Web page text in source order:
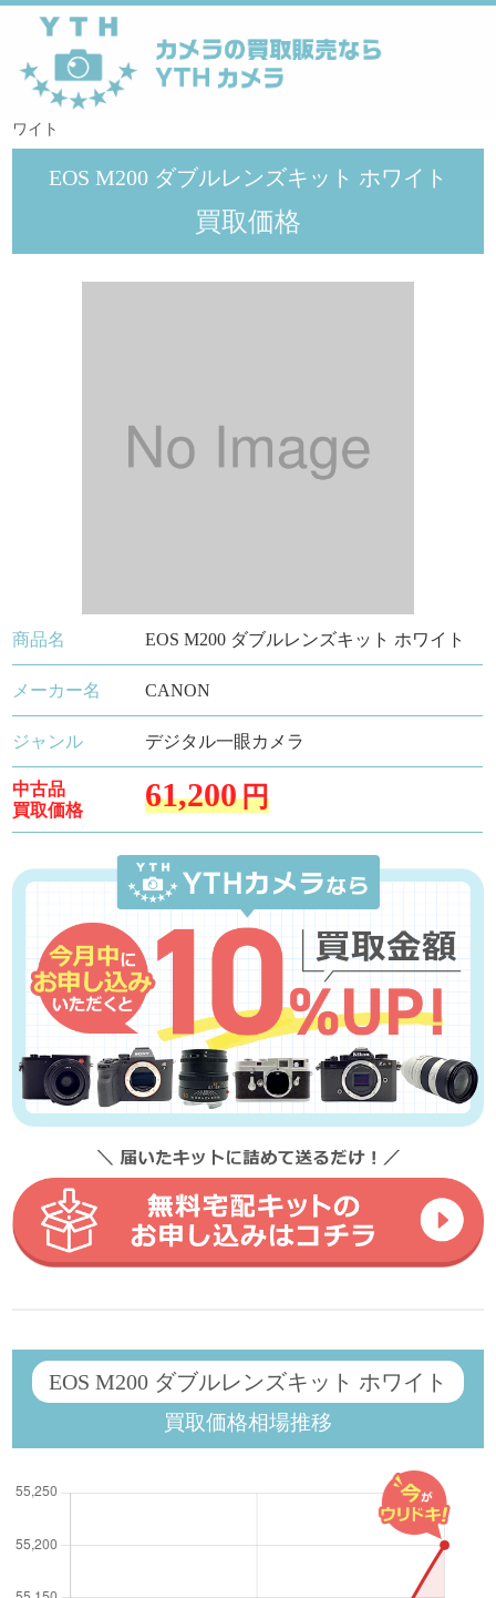
YTHカメラ >
ワイト
EOS M200 ダブルレンズキット ホワイト
買取価格
商品名 EOS M200 ダブルレンズキット ホワイト
メーカー名 CANON
ジャンル デジタル一眼カメラ
中古品
買取価格
61,200円
EOS M200 ダブルレンズキット ホワイト
買取価格相場推移